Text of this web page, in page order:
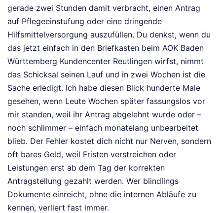
gerade zwei Stunden damit verbracht, einen Antrag
auf Pflegeeinstufung oder eine dringende
Hilfsmittelversorgung auszufüllen. Du denkst, wenn du
das jetzt einfach in den Briefkasten beim AOK Baden
Württemberg Kundencenter Reutlingen wirfst, nimmt
das Schicksal seinen Lauf und in zwei Wochen ist die
Sache erledigt. Ich habe diesen Blick hunderte Male
gesehen, wenn Leute Wochen später fassungslos vor
mir standen, weil ihr Antrag abgelehnt wurde oder –
noch schlimmer – einfach monatelang unbearbeitet
blieb. Der Fehler kostet dich nicht nur Nerven, sondern
oft bares Geld, weil Fristen verstreichen oder
Leistungen erst ab dem Tag der korrekten
Antragstellung gezahlt werden. Wer blindlings
Dokumente einreicht, ohne die internen Abläufe zu
kennen, verliert fast immer.